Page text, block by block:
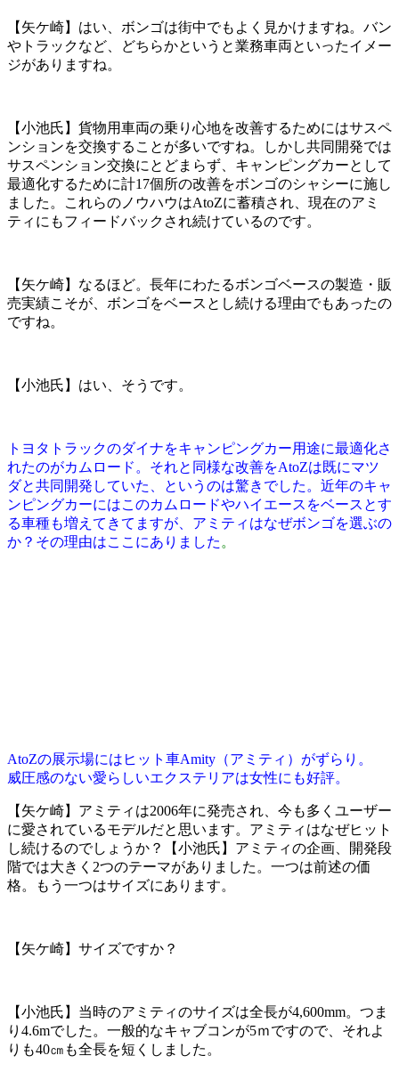
【矢ケ崎】はい、ボンゴは街中でもよく見かけますね。バン
やトラックなど、どちらかというと業務車両といったイメー
ジがありますね。
【小池氏】貨物用車両の乗り心地を改善するためにはサスペ
ンションを交換することが多いですね。しかし共同開発では
サスペンション交換にとどまらず、キャンピングカーとして
最適化するために計17個所の改善をボンゴのシャシーに施し
ました。これらのノウハウはAtoZに蓄積され、現在のアミ
ティにもフィードバックされ続けているのです。
【矢ケ崎】なるほど。長年にわたるボンゴベースの製造・販
売実績こそが、ボンゴをベースとし続ける理由でもあったの
ですね。
【小池氏】はい、そうです。
トヨタトラックのダイナをキャンピングカー用途に最適化さ
れたのがカムロード。それと同様な改善をAtoZは既にマツ
ダと共同開発していた、というのは驚きでした。近年のキャ
ンピングカーにはこのカムロードやハイエースをベースとす
る車種も増えてきてますが、アミティはなぜボンゴを選ぶの
か？その理由はここにありました 。
AtoZの展示場にはヒット車Amity（アミティ）がずらり。
威圧感のない愛らしいエクステリアは女性にも好評。
【矢ケ崎】アミティは2006年に発売され、今も多くユーザー
に愛されているモデルだと思います。アミティはなぜヒット
し続けるのでしょうか？【小池氏】アミティの企画、開発段
階では大きく2つのテーマがありました。一つは前述の価
格。もう一つはサイズにあります。
【矢ケ崎】サイズですか？
【小池氏】当時のアミティのサイズは全長が4,600mm。つま
り4.6mでした。一般的なキャブコンが5ｍですので、それよ
りも40㎝も全長を短くしました。